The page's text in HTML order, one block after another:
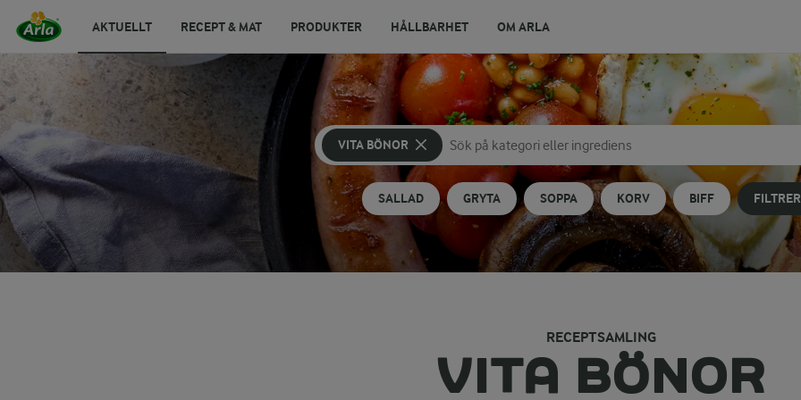
AKTUELLT RECEPT & MAT PRODUKTER HÅLLBARHET OM ARLA
VITA BÖNOR
Sök på kategori eller ingrediens
Skriv in sökord för att få förslag
SALLAD GRYTA SOPPA KORV BIFF
RECEPTSAMLING
VITA BÖNOR